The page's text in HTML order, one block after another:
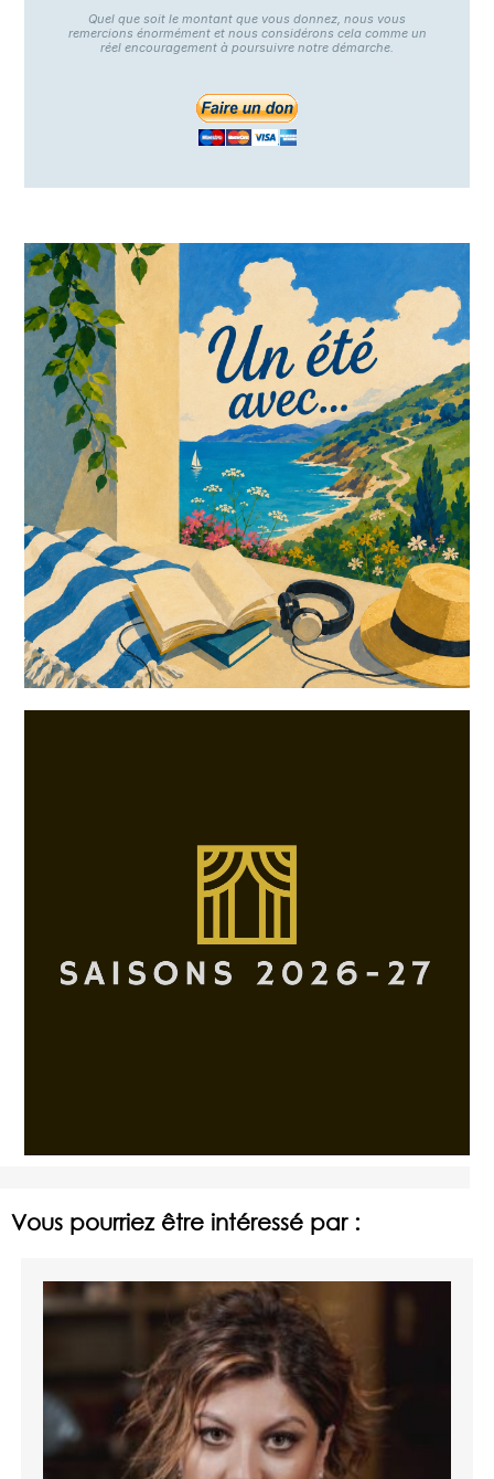
Quel que soit le montant que vous donnez, nous vous
remercions énormément et nous considérons cela comme un
réel encouragement à poursuivre notre démarche.
Vous pourriez être intéressé par :